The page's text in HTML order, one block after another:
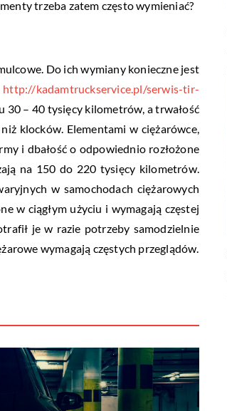
trzeba zatem często wymieniać?
Do ich wymiany konieczne jest
http://kadamtruckservice.pl/serwis-tir-
30 – 40 tysięcy kilometrów, a trwałość
klocków. Elementami w ciężarówce,
i dbałość o odpowiednio rozłożone
na 150 do 220 tysięcy kilometrów.
w samochodach ciężarowych
w ciągłym użyciu i wymagają częstej
je w razie potrzeby samodzielnie
wymagają częstych przeglądów.